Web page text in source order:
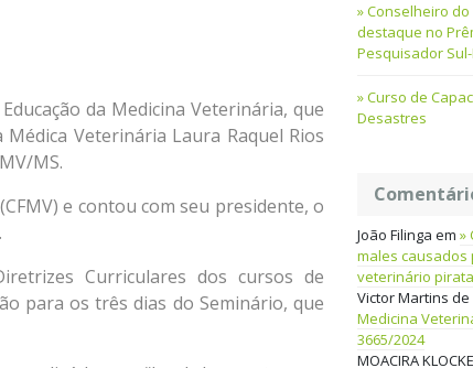
da Medicina Veterinária, que
Veterinária Laura Raquel Rios
MS.
e contou com seu presidente, o
Curriculares dos cursos de
para os três dias do Seminário, que
Conselheiro do
destaque no
Pesquisador
Curso de
Desastres
João Filinga em
males causados
veterinário pirata
Victor Martins
Medicina
3665/2024
MOACIRA